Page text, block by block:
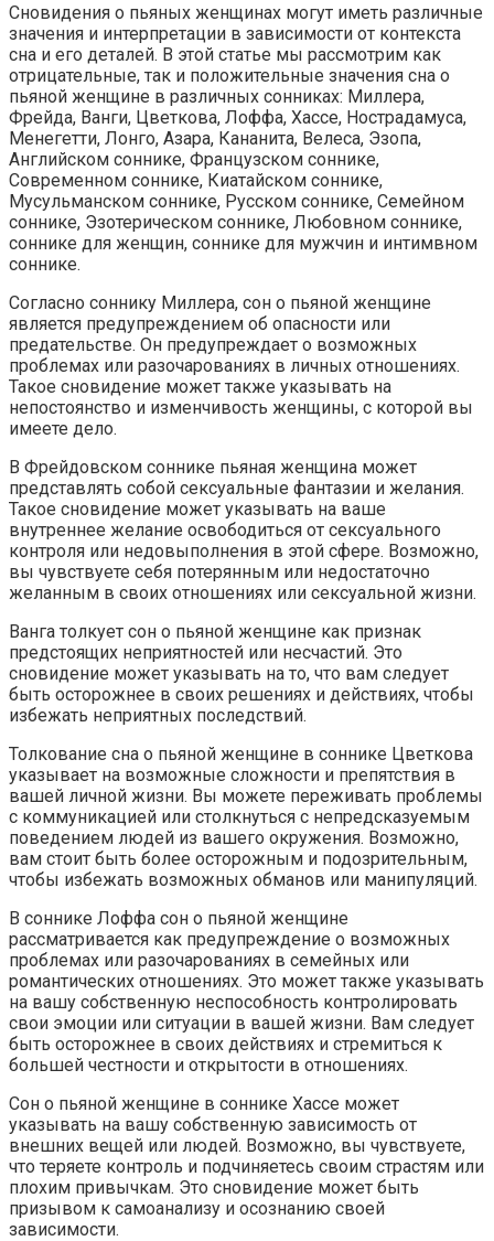
Сновидения о пьяных женщинах могут иметь различные
значения и интерпретации в зависимости от контекста
сна и его деталей. В этой статье мы рассмотрим как
отрицательные, так и положительные значения сна о
пьяной женщине в различных сонниках: Миллера,
Фрейда, Ванги, Цветкова, Лоффа, Хассе, Нострадамуса,
Менегетти, Лонго, Азара, Кананита, Велеса, Эзопа,
Английском соннике, Французском соннике,
Современном соннике, Киатайском соннике,
Мусульманском соннике, Русском соннике, Семейном
соннике, Эзотерическом соннике, Любовном соннике,
соннике для женщин, соннике для мужчин и интимвном
соннике.
Согласно соннику Миллера, сон о пьяной женщине
является предупреждением об опасности или
предательстве. Он предупреждает о возможных
проблемах или разочарованиях в личных отношениях.
Такое сновидение может также указывать на
непостоянство и изменчивость женщины, с которой вы
имеете дело.
В Фрейдовском соннике пьяная женщина может
представлять собой сексуальные фантазии и желания.
Такое сновидение может указывать на ваше
внутреннее желание освободиться от сексуального
контроля или недовыполнения в этой сфере. Возможно,
вы чувствуете себя потерянным или недостаточно
желанным в своих отношениях или сексуальной жизни.
Ванга толкует сон о пьяной женщине как признак
предстоящих неприятностей или несчастий. Это
сновидение может указывать на то, что вам следует
быть осторожнее в своих решениях и действиях, чтобы
избежать неприятных последствий.
Толкование сна о пьяной женщине в соннике Цветкова
указывает на возможные сложности и препятствия в
вашей личной жизни. Вы можете переживать проблемы
с коммуникацией или столкнуться с непредсказуемым
поведением людей из вашего окружения. Возможно,
вам стоит быть более осторожным и подозрительным,
чтобы избежать возможных обманов или манипуляций.
В соннике Лоффа сон о пьяной женщине
рассматривается как предупреждение о возможных
проблемах или разочарованиях в семейных или
романтических отношениях. Это может также указывать
на вашу собственную неспособность контролировать
свои эмоции или ситуации в вашей жизни. Вам следует
быть осторожнее в своих действиях и стремиться к
большей честности и открытости в отношениях.
Сон о пьяной женщине в соннике Хассе может
указывать на вашу собственную зависимость от
внешних вещей или людей. Возможно, вы чувствуете,
что теряете контроль и подчиняетесь своим страстям или
плохим привычкам. Это сновидение может быть
призывом к самоанализу и осознанию своей
зависимости.